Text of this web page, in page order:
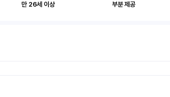
만 26세 이상 부분 제공